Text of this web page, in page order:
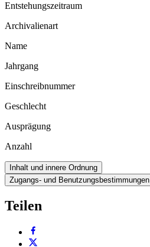
Entstehungszeitraum
Archivalienart
Name
Jahrgang
Einschreibnummer
Geschlecht
Ausprägung
Anzahl
Inhalt und innere Ordnung
Zugangs- und Benutzungsbestimmungen
Teilen